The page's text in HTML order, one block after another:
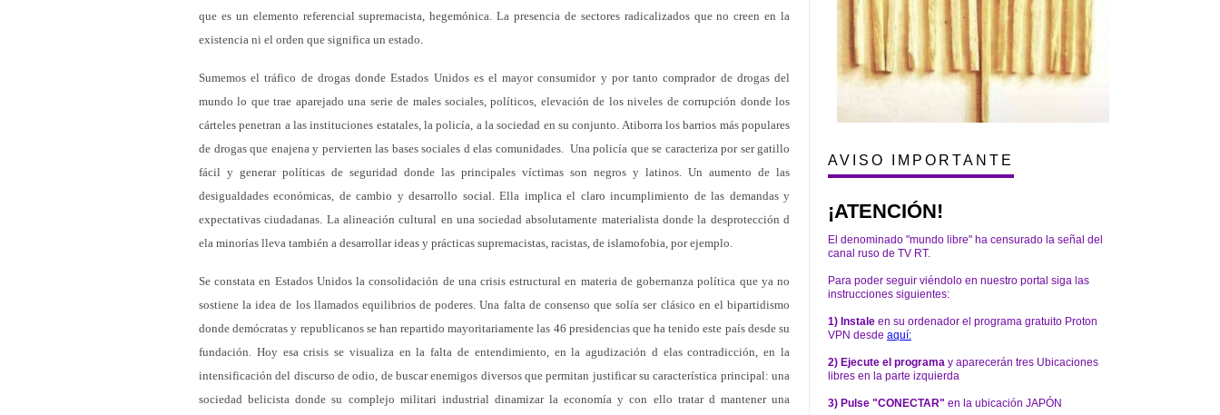
que es un elemento referencial supremacista, hegemónica. La presencia de sectores radicalizados que no creen en la
existencia ni el orden que significa un estado.
Sumemos el tráfico de drogas donde Estados Unidos es el mayor consumidor y por tanto comprador de drogas del
mundo lo que trae aparejado una serie de males sociales, políticos, elevación de los niveles de corrupción donde los
cárteles penetran a las instituciones estatales, la policía, a la sociedad en su conjunto. Atiborra los barrios más populares
de drogas que enajena y pervierten las bases sociales d elas comunidades. Una policía que se caracteriza por ser gatillo
fácil y generar políticas de seguridad donde las principales víctimas son negros y latinos. Un aumento de las
desigualdades económicas, de cambio y desarrollo social. Ella implica el claro incumplimiento de las demandas y
expectativas ciudadanas. La alineación cultural en una sociedad absolutamente materialista donde la desprotección d
ela minorías lleva también a desarrollar ideas y prácticas supremacistas, racistas, de islamofobia, por ejemplo.
Se constata en Estados Unidos la consolidación de una crisis estructural en materia de gobernanza política que ya no
sostiene la idea de los llamados equilibrios de poderes. Una falta de consenso que solía ser clásico en el bipartidismo
donde demócratas y republicanos se han repartido mayoritariamente las 46 presidencias que ha tenido este país desde su
fundación. Hoy esa crisis se visualiza en la falta de entendimiento, en la agudización d elas contradicción, en la
intensificación del discurso de odio, de buscar enemigos diversos que permitan justificar su característica principal: una
sociedad belicista donde su complejo militari industrial dinamizar la economía y con ello tratar d mantener una
AVISO IMPORTANTE
¡ATENCIÓN!
El denominado "mundo libre" ha censurado la señal del
canal ruso de TV RT.
Para poder seguir viéndolo en nuestro portal siga las
instrucciones siguientes:
1) Instale en su ordenador el programa gratuito Proton
VPN desde aquí:
2) Ejecute el programa y aparecerán tres Ubicaciones
libres en la parte izquierda
3) Pulse "CONECTAR" en la ubicación JAPÓN